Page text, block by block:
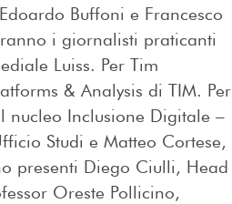
Buffoni e Francesco
i giornalisti praticanti
Luiss. Per Tim
& Analysis di TIM. Per
nucleo Inclusione Digitale –
Studi e Matteo Cortese,
presenti Diego Ciulli, Head
Oreste Pollicino,